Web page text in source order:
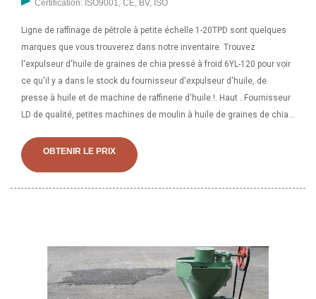
Certification: ISO9001, CE, BV, ISO
Ligne de raffinage de pétrole à petite échelle 1-20TPD sont quelques
marques que vous trouverez dans notre inventaire. Trouvez
l'expulseur d'huile de graines de chia pressé à froid 6YL-120 pour voir
ce qu'il y a dans le stock du fournisseur d'expulseur d'huile, de
presse à huile et de machine de raffinerie d'huile !. Haut . Fournisseur
LD de qualité, petites machines de moulin à huile de graines de chia.
graine. Acceptez la petite commande. Expédition facile et rapide.
OBTENIR LE PRIX